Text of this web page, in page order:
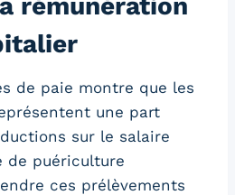
de paie montre que les
une part
sur le salaire
de puériculture
ces prélèvements